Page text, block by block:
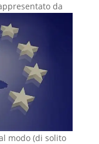
da
modo (di solito